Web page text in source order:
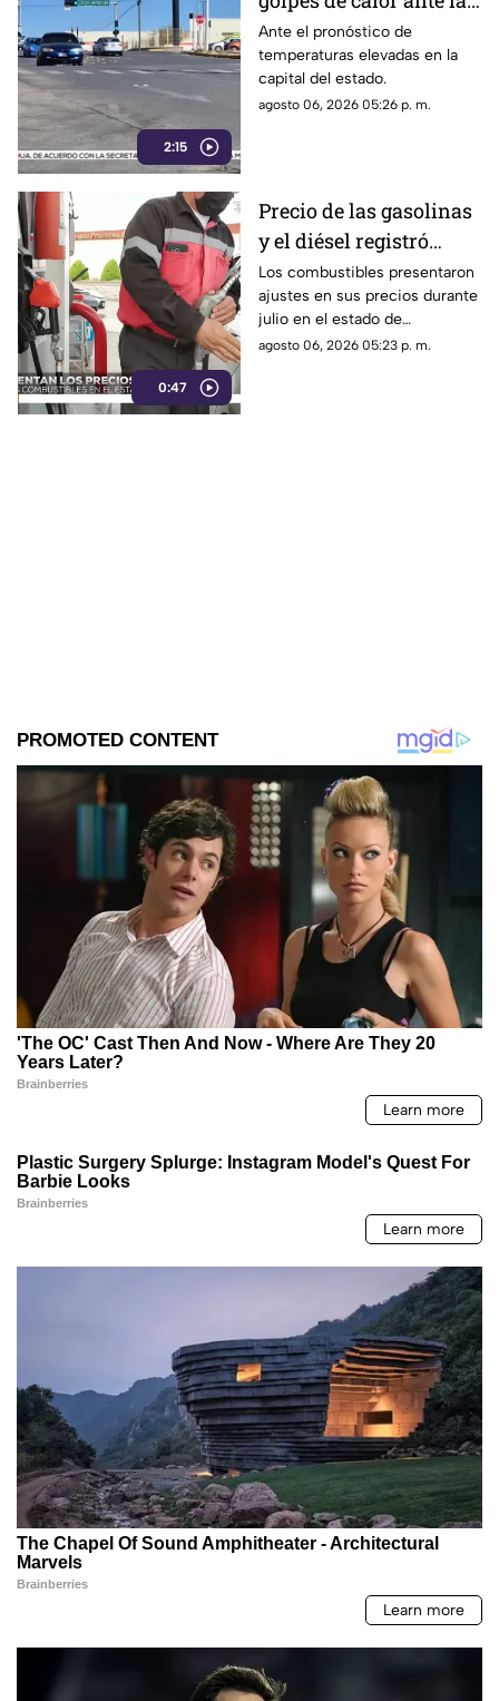
2:15
altas temperaturas en
Chihuahua
Ante el pronóstico de
temperaturas elevadas en la
capital del estado.
agosto 06, 2026 05:26 p. m.
0:47
Precio de las gasolinas
y el diésel registró
variaciones en
Chihuahua durante
julio | VIDEO
Los combustibles presentaron
ajustes en sus precios durante
julio en el estado de
Chihuahua.
agosto 06, 2026 05:23 p. m.